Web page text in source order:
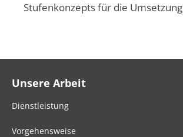
Stufenkonzepts für die Umsetzung
Unsere Arbeit
Dienstleistung
Vorgehensweise